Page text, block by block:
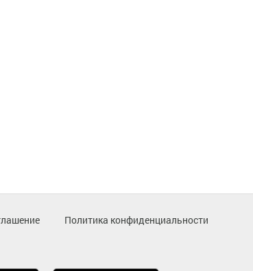
Политика конфиденциальности